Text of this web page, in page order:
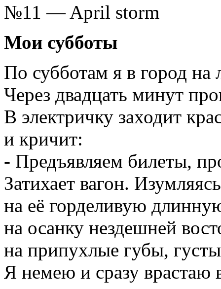
№11 — April storm
Мои субботы
По субботам я в город на
Через двадцать минут
В электричку заходит
и кричит:
- Предъявляем билеты,
Затихает вагон.
на её горделивую
на осанку нездешней
на припухлые губы,
Я немею и сразу врастаю